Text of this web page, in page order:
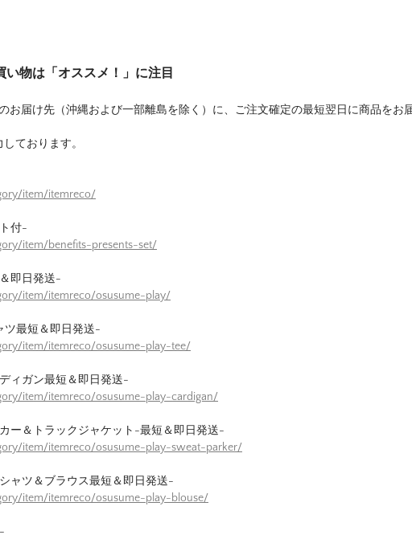
物は「オススメ！」に注目
お届け先（沖縄および一部離島を除く）に、ご注文確定の最短翌日に商品をお
ております。
item/itemreco/
付-
item/benefits-presents-set/
即日発送-
item/itemreco/osusume-play/
ツ最短＆即日発送-
item/itemreco/osusume-play-tee/
ィガン最短＆即日発送-
item/itemreco/osusume-play-cardigan/
ー＆トラックジャケット-最短＆即日発送-
item/itemreco/osusume-play-sweat-parker/
ャツ＆ブラウス最短＆即日発送-
item/itemreco/osusume-play-blouse/